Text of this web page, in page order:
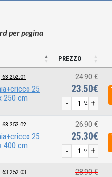
per pagina
PREZZO
63.252.01
25
250 cm
24.90 €
23.50€
+
- PZ
63.252.02
25
400 cm
26.90 €
25.30€
+
- PZ
63.252.03 28.90 €